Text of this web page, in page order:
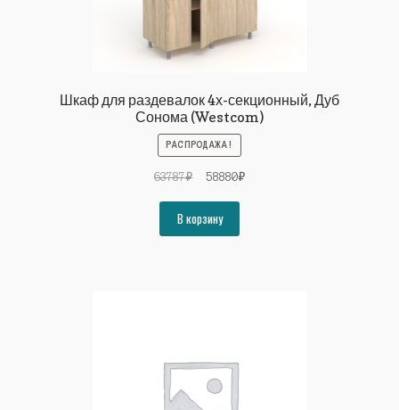
Шкаф для раздевалок 4х-секционный, Дуб
Сонома (Westcom)
РАСПРОДАЖА!
63787₽
Первоначальная
составляла
63787₽.
58880₽Текущая
В корзину